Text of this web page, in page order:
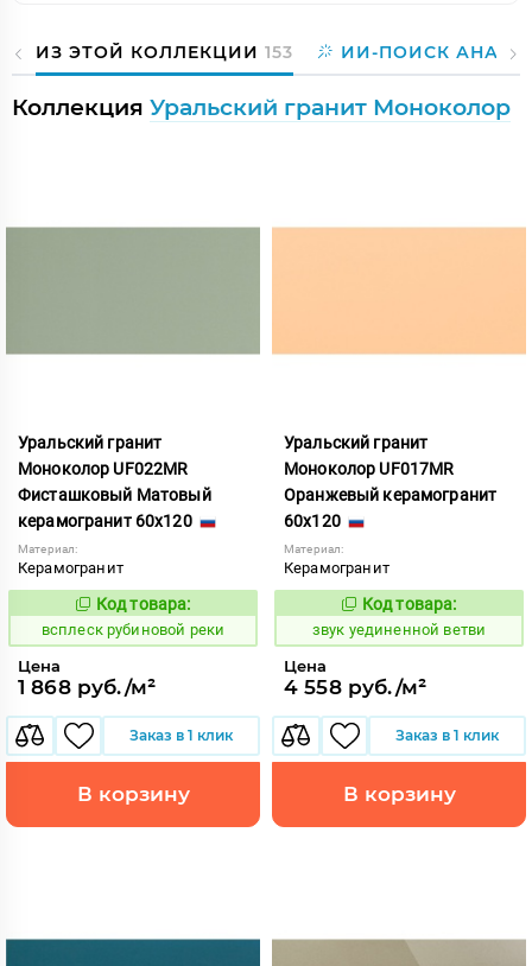
ИЗ ЭТОЙ КОЛЛЕКЦИИ 153 ИИ-ПОИСК
Коллекция Уральский гранит Моноколор
Уральский гранит
Моноколор UF022MR
Фисташковый Матовый
керамогранит 60x120
Материал:
Керамогранит
244329
Код товара:
всплеск рубиновой реки
Цена
1 868 руб./м²
Заказ в 1 клик
В корзину
Уральский гранит
Моноколор UF017MR
Оранжевый керамогранит
60x120
Материал:
Керамогранит
482259
Код товара:
звук уединенной ветви
Цена
4 558 руб./м²
Заказ в 1 клик
В корзину